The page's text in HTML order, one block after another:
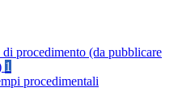
procedimento (da pubblicare
1
procedimentali